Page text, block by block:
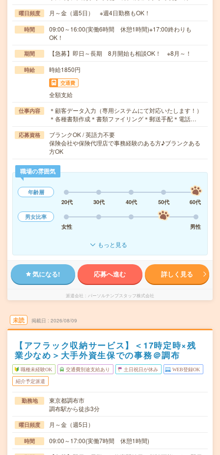
曜日頻度 月～金（週5日） ※週4日勤務もOK！
時間
09:00～16:00(実働6時間 休憩1時間)※17:00終わりも
OK！
期間 【急募】即日～長期 8月開始も相談OK！ ※8月～！
時給 時給1850円
交通費
全額支給
仕事内容
＊顧客データ入力（専用システムにて対応いたします！）
＊各種書類作成＊書類ファイリング＊郵送手配＊電話…
応募資格
ブランクOK / 英語力不要
保険会社や保険代理店で事務経験のある方♪ブランクある
方OK
職場の雰囲気
年齢層
20代
30代 40代 50代
60代
男女比率
女性
男性
もっと見る
気になる! 応募へ進む 詳しく見る
派遣会社 パーソルテンプスタッフ株式会社
未読 掲載日 2026/08/09
【アフラック収納サービス】＜17時定時×残
業少なめ＞大手外資生保での事務＠調布
職種未経験OK 交通費別途支給あり 土日祝日が休み WEB登録OK
紹介予定派遣
勤務地
東京都調布市
調布駅から徒歩3分
曜日頻度 月～金（週5日）
時間 09:00～17:00(実働7時間 休憩1時間)